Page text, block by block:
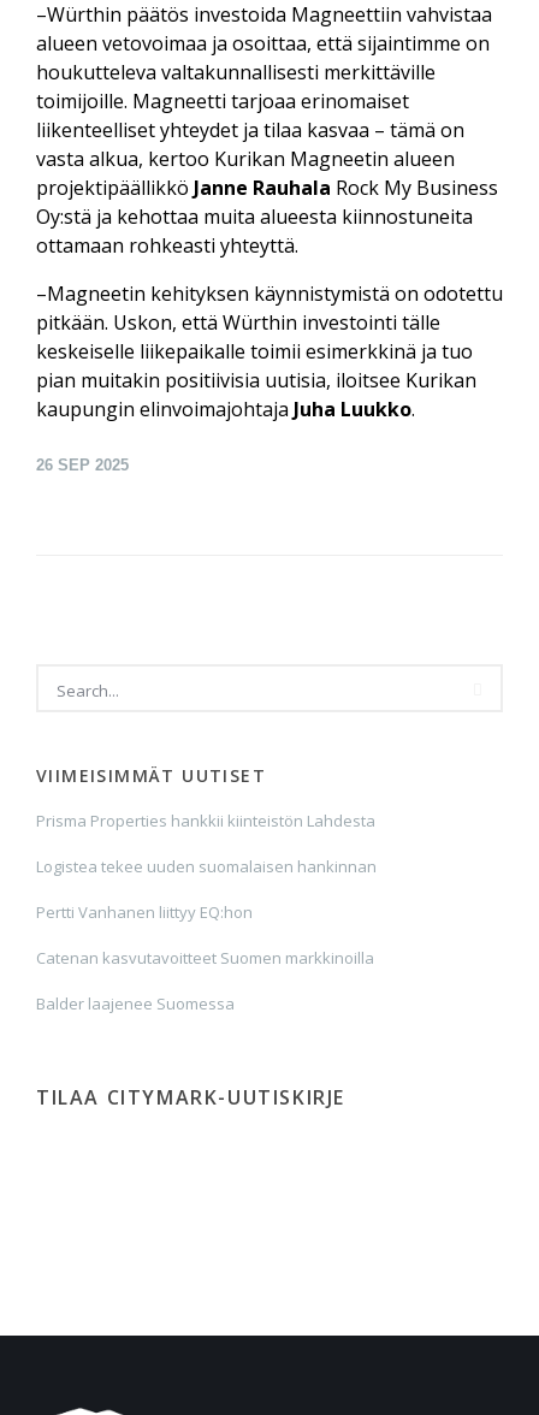
–Würthin päätös investoida Magneettiin vahvistaa
alueen vetovoimaa ja osoittaa, että sijaintimme on
houkutteleva valtakunnallisesti merkittäville
toimijoille. Magneetti tarjoaa erinomaiset
liikenteelliset yhteydet ja tilaa kasvaa – tämä on
vasta alkua, kertoo Kurikan Magneetin alueen
projektipäällikkö Janne Rauhala Rock My Business
Oy:stä ja kehottaa muita alueesta kiinnostuneita
ottamaan rohkeasti yhteyttä.
–Magneetin kehityksen käynnistymistä on odotettu
pitkään. Uskon, että Würthin investointi tälle
keskeiselle liikepaikalle toimii esimerkkinä ja tuo
pian muitakin positiivisia uutisia, iloitsee Kurikan
kaupungin elinvoimajohtaja Juha Luukko.
26 SEP 2025
VIIMEISIMMÄT UUTISET
Prisma Properties hankkii kiinteistön Lahdesta
Logistea tekee uuden suomalaisen hankinnan
Pertti Vanhanen liittyy EQ:hon
Catenan kasvutavoitteet Suomen markkinoilla
Balder laajenee Suomessa
TILAA CITYMARK-UUTISKIRJE